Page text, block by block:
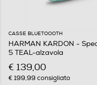
CASSE BLUETOOOTH
HARMAN KARDON -
5 TEAL-alzavola
€ 139,00
€ 199,99 consigliato